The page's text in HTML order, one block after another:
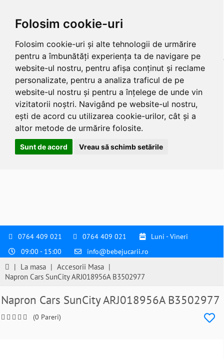
Folosim cookie-uri
Folosim cookie-uri și alte tehnologii de urmărire
pentru a îmbunătăți experiența ta de navigare pe
website-ul nostru, pentru afișa conținut și reclame
personalizate, pentru a analiza traficul de pe
website-ul nostru și pentru a înțelege de unde vin
vizitatorii noștri. Navigând pe website-ul nostru,
ești de acord cu utilizarea cookie-urilor, cât și a
altor metode de urmărire folosite.
Sunt de acord Vreau să schimb setările
0764 409 021 0764 409 021
Luni - Vineri
09:00 - 15:00
info@bebejucarii.ro
| La masa | Accesorii Masa |
Napron Cars SunCity ARJ018956A B3502977
Napron Cars SunCity ARJ018956A B3502977
(0 Pareri)